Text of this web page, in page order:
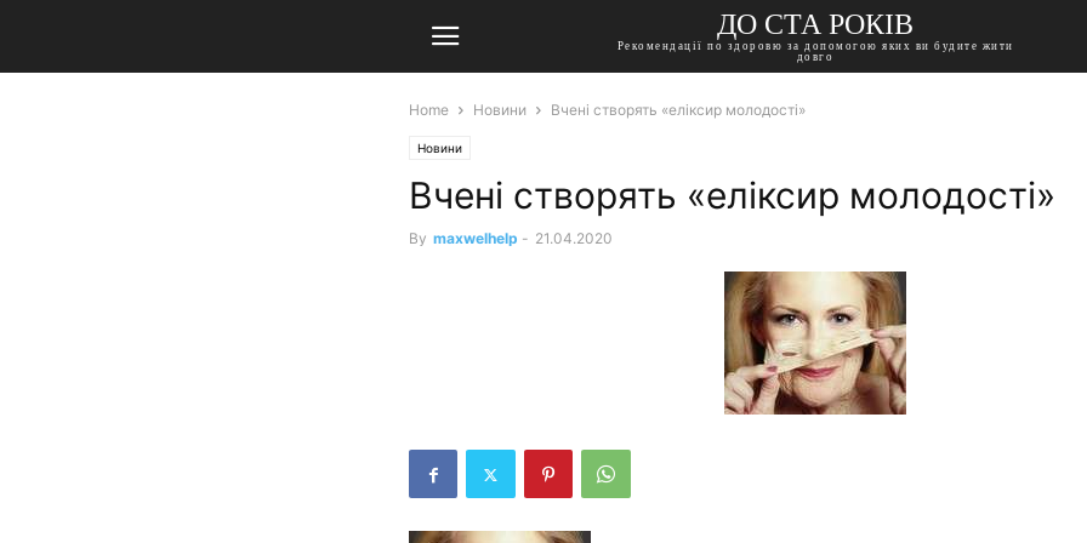
ДО СТА РОКІВ
Рекомендації по здоровю за допомогою яких ви будите жити
довго
Home Новини Вчені створять «еліксир молодості»
Новини
Вчені створять «еліксир молодості»
By maxwelhelp - 21.04.2020